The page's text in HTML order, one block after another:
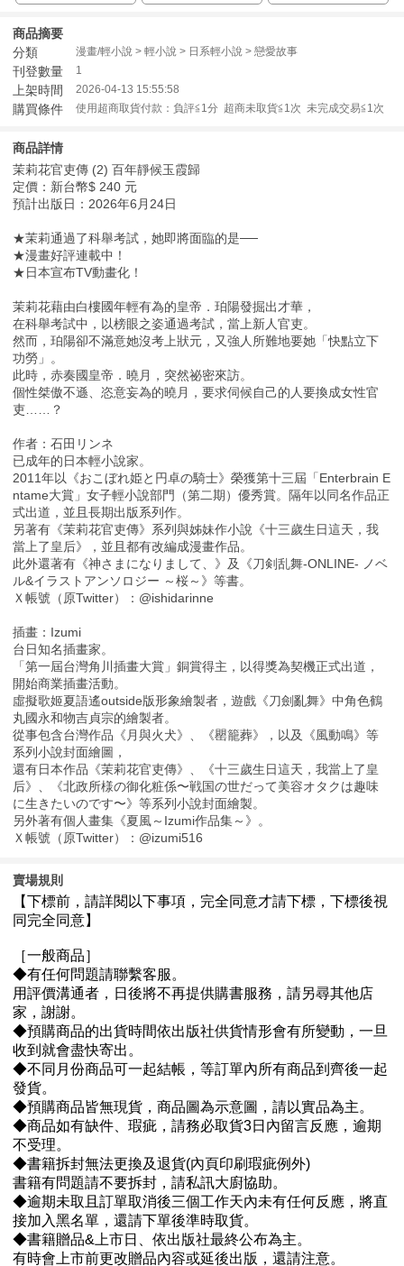
商品摘要
分類
漫畫/輕小說 > 輕小說 > 日系輕小說 > 戀愛故事
刊登數量 1
上架時間 2026-04-13 15:55:58
購買條件 使用超商取貨付款：負評≦1分 超商未取貨≦1次 未完成交易≦1次
商品詳情
茉莉花官吏傳 (2) 百年靜候玉霞歸
定價：新台幣$ 240 元
預計出版日：2026年6月24日
★茉莉通過了科舉考試，她即將面臨的是──
★漫畫好評連載中！
★日本宣布TV動畫化！
茉莉花藉由白樓國年輕有為的皇帝．珀陽發掘出才華，
在科舉考試中，以榜眼之姿通過考試，當上新人官吏。
然而，珀陽卻不滿意她沒考上狀元，又強人所難地要她「快點立下
功勞」。
此時，赤奏國皇帝．曉月，突然祕密來訪。
個性桀傲不遜、恣意妄為的曉月，要求伺候自己的人要換成女性官
吏……？
作者：石田リンネ
已成年的日本輕小說家。
2011年以《おこぼれ姫と円卓の騎士》榮獲第十三屆「Enterbrain E
ntame大賞」女子輕小說部門（第二期）優秀賞。隔年以同名作品正
式出道，並且長期出版系列作。
另著有《茉莉花官吏傳》系列與姊妹作小說《十三歲生日這天，我
當上了皇后》，並且都有改編成漫畫作品。
此外還著有《神さまになりまして、》及《刀剣乱舞-ONLINE- ノベ
ル&イラストアンソロジー ～桜～》等書。
Ｘ帳號（原Twitter）：@ishidarinne
插畫：Izumi
台日知名插畫家。
「第一屆台灣角川插畫大賞」銅賞得主，以得獎為契機正式出道，
開始商業插畫活動。
虛擬歌姬夏語遙outside版形象繪製者，遊戲《刀劍亂舞》中角色鶴
丸國永和物吉貞宗的繪製者。
從事包含台灣作品《月與火犬》、《罌籠葬》，以及《風動鳴》等
系列小說封面繪圖，
還有日本作品《茉莉花官吏傳》、《十三歲生日這天，我當上了皇
后》、《北政所様の御化粧係〜戦国の世だって美容オタクは趣味
に生きたいのです〜》等系列小說封面繪製。
另外著有個人畫集《夏風～Izumi作品集～》。
Ｘ帳號（原Twitter）：@izumi516
賣場規則